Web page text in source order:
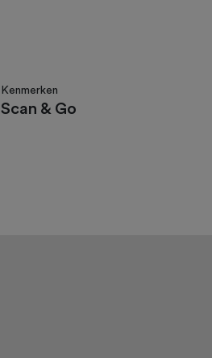
Kenmerken
Scan & Go